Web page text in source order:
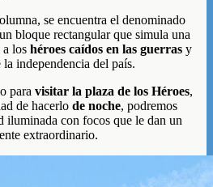
se encuentra el denominado
bloque rectangular que simula una
a los héroes caídos en las guerras y
independencia del país.
para visitar la plaza de los Héroes,
de hacerlo de noche, podremos
iluminada con focos que le dan un
extraordinario.